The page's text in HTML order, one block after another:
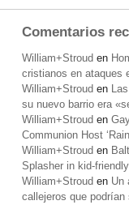
Comentarios
William+Stroud en
cristianos en ataques
William+Stroud en
su nuevo barrio era
William+Stroud en
Communion Host
William+Stroud en
Splasher in kid-
William+Stroud en Un
callejeros que